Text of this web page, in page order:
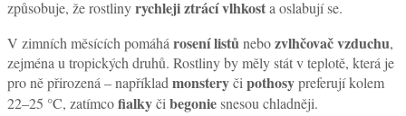
způsobuje, že rostlinyrychleji ztrácí vlhkosta oslabují se.
V zimních měsících pomáhá rosení listůnebozvlhčovač vzduchu,
zejména u tropických druhů. Rostliny by měly stát v teplotě, která je
pro ně přirozená – například monsteryči pothosypreferují kolem
22–25 °C, zatímcofialkyči begoniesnesou chladněji.